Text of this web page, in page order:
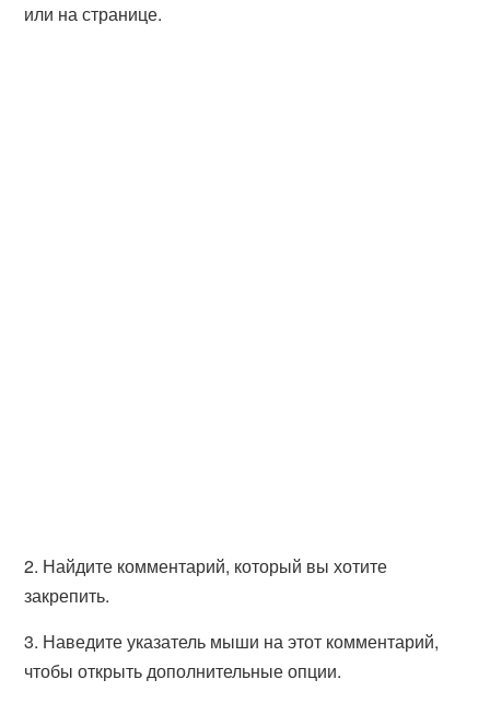
или на странице.
2. Найдите комментарий, который вы хотите
закрепить.
3. Наведите указатель мыши на этот комментарий,
чтобы открыть дополнительные опции.